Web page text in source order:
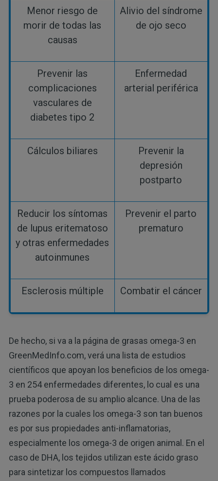
Menor riesgo de
morir de todas las
causas
Alivio del síndrome
de ojo seco
Prevenir las
complicaciones
vasculares de
diabetes tipo 2
Enfermedad
arterial periférica
Cálculos biliares
Prevenir la
depresión
postparto
Reducir los síntomas
de lupus eritematoso
y otras enfermedades
autoinmunes
Prevenir el parto
prematuro
Esclerosis múltiple Combatir el cáncer
De hecho, si va a la página de grasas omega-3 en
GreenMedInfo.com, verá una lista de estudios
científicos que apoyan los beneficios de los omega-
3 en 254 enfermedades diferentes, lo cual es una
prueba poderosa de su amplio alcance. Una de las
razones por la cuales los omega-3 son tan buenos
es por sus propiedades anti-inflamatorias,
especialmente los omega-3 de origen animal. En el
caso de DHA, los tejidos utilizan este ácido graso
para sintetizar los compuestos llamados